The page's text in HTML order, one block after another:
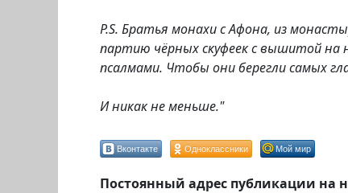
P.S. Братья монахи с Афона, из
партию чёрных скуфеек с вышитой на
псалмами. Чтобы они берегли самых
И никак не меньше."
Вконтакте Одноклассники Мой мир
Постоянный адрес публикации на